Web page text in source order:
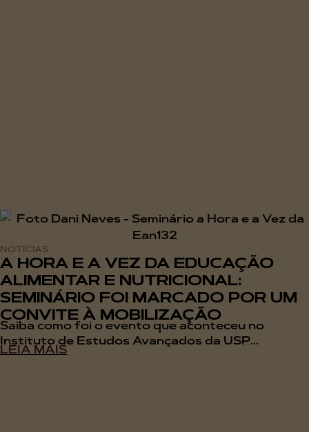
NOTÍCIAS
A HORA E A VEZ DA EDUCAÇÃO
ALIMENTAR E NUTRICIONAL:
SEMINÁRIO FOI MARCADO POR UM
CONVITE À MOBILIZAÇÃO
Saiba como foi o evento que aconteceu no
Instituto de Estudos Avançados da USP...
LEIA MAIS